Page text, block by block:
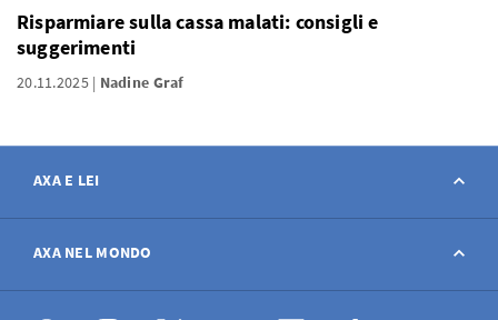
Risparmiare sulla cassa malati: consigli e
suggerimenti
20.11.2025 Nadine Graf
AXA E LEI
Contatto
Avviso sinistro
AXA NEL MONDO